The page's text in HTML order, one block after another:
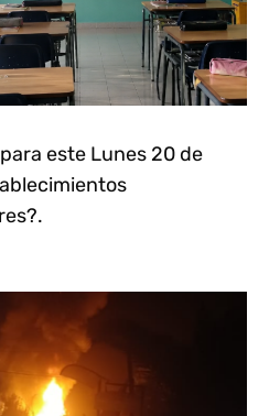
este Lunes 20 de